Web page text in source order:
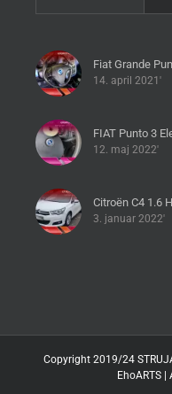
Fiat Grande
14. april 2021'
FIAT Punto 3
12. maj 2022'
Citroën C4 1.6
3. januar 2022'
Copyright 2019/24
EhoARTS |